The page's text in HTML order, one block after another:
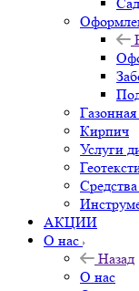
Кирпич
Услуги
АКЦИИ
О нас
Назад
О нас